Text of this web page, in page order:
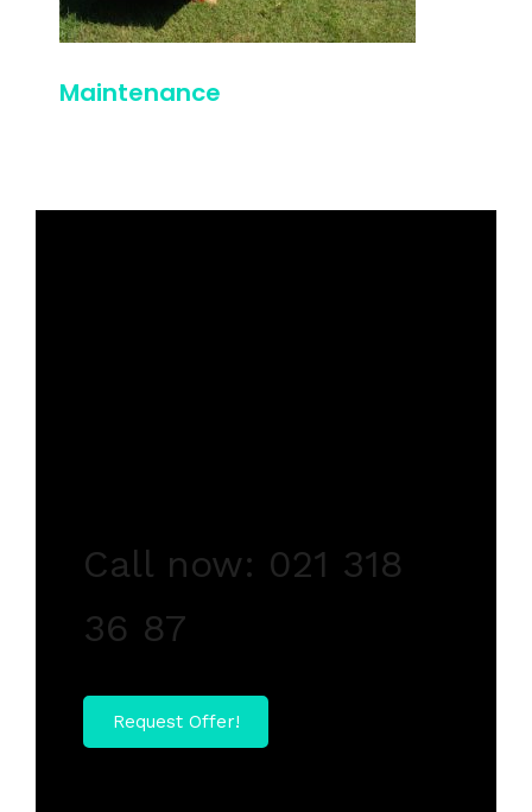
Maintenance
Call now: 021 318
36 87
Request Offer!